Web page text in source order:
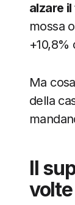
alzare
mossa
+10,8%
Ma
della
Il
volte